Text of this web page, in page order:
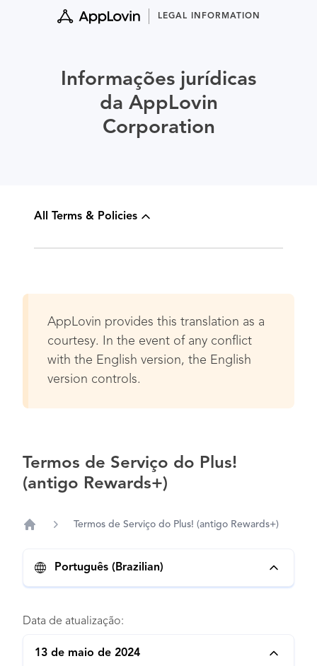
LEGAL INFORMATION
Informações jurídicas
da AppLovin
Corporation
All Terms & Policies
AppLovin provides this translation as a
courtesy. In the event of any conflict
with the English version, the English
version controls.
Termos de Serviço do Plus!
(antigo Rewards+)
Termos de Serviço do Plus! (antigo Rewards+)
Português (Brazilian)
Data de atualização:
13 de maio de 2024